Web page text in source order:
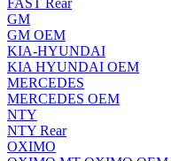
FAST Rear
GM
GM OEM
KIA-HYUNDAI
KIA HYUNDAI OEM
MERCEDES
MERCEDES OEM
NTY
NTY Rear
OXIMO